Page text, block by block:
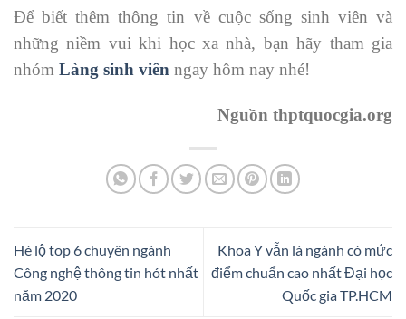
Để biết thêm thông tin về cuộc sống sinh viên và
những niềm vui khi học xa nhà, bạn hãy tham gia
nhóm Làng sinh viên ngay hôm nay nhé!
Nguồn thptquocgia.org
Hé lộ top 6 chuyên ngành
Công nghệ thông tin hót nhất
năm 2020
Khoa Y vẫn là ngành có mức
điểm chuẩn cao nhất Đại học
Quốc gia TP.HCM